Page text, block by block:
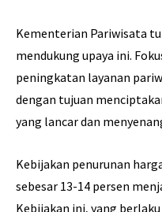
Kementerian Pariwisata
mendukung upaya ini.
peningkatan layanan
dengan tujuan
yang lancar dan
Kebijakan penurunan
sebesar 13-14 persen
Kebijakan ini, yang